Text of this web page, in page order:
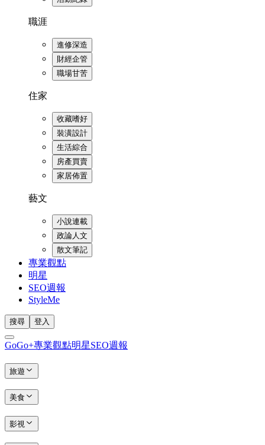
職涯
進修深造
財經企管
職場甘苦
住家
收藏嗜好
裝潢設計
生活綜合
房產買賣
家居佈置
藝文
小說連載
政論人文
散文筆記
專業觀點
明星
SEO週報
StyleMe
搜尋 登入
GoGo+專業觀點明星SEO週報
旅遊
美食
影視